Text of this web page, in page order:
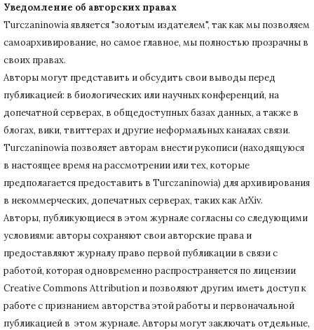
Уведомление об авторских правах
Turczaninowiа является "золотым издателем", так как мы позволяем
самоархивирование, но самое главное, мы полностью прозрачны в
своих правах.
Авторы могут представить и обсудить свои выводы перед
публикацией: в биологических или научных конференций, на
допечатной серверах, в общедоступных базах данных, а также в
блогах, вики, твиттерах и другие неформальных каналах связи.
Turczaninowiа позволяет авторам внести рукописи (находящуюся
в настоящее время на рассмотрении или тех, которые
предполагается предоставить в Turczaninowia) для архивирования
в некоммерческих, допечатных серверах, таких как ArXiv.
Авторы, публикующиеся в этом журнале согласны со следующими
условиями: авторы сохраняют свои авторские права и
предоставляют журналу право первой публикации в связи с
работой, которая одновременно распространяется по лицензии
Creative Commons Attribution и позволяют другим иметь доступ к
работе с признанием авторства этой работы и первоначальной
публикацией в этом журнале. Авторы могут заключать отдельные,